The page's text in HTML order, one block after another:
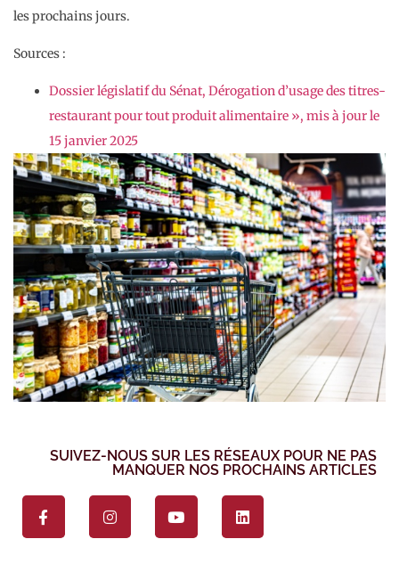
les prochains jours.
Sources :
Dossier législatif du Sénat, Dérogation d’usage des titres-
restaurant pour tout produit alimentaire », mis à jour le
15 janvier 2025
SUIVEZ-NOUS SUR LES RÉSEAUX POUR NE PAS
MANQUER NOS PROCHAINS ARTICLES